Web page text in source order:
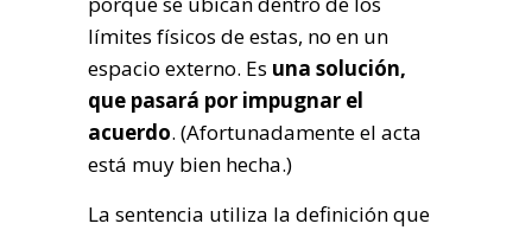
límites físicos de estas, no en un
espacio externo. Es una solución,
que pasará por impugnar el
acuerdo. (Afortunadamente el acta
está muy bien hecha.)
La sentencia utiliza la definición que